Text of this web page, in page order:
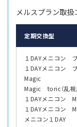
メルスプラン取
定期交換型
１DAYメニコン
１DAYメニコン
Magic
Magic toric（乱視
１DAYメニコン
１DAYメニコン
メニコン１DAY